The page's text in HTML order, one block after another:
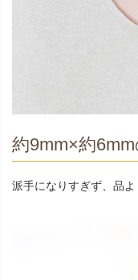
約9mm×約
派手になりすぎず、品よ